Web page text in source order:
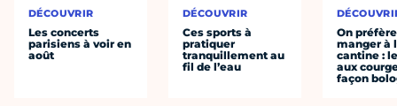
DÉCOUVRIR
Les concerts
parisiens à voir en
août
DÉCOUVRIR
Ces sports à
pratiquer
tranquillement au
fil de l’eau
On préfère
manger à
cantine :
aux
façon